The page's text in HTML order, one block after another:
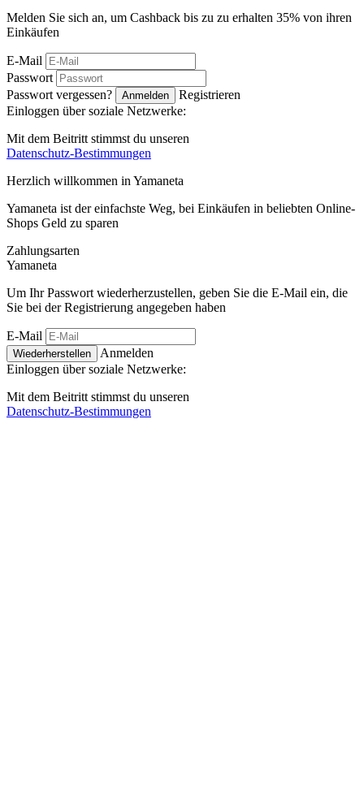
Melden Sie sich an, um Cashback bis zu zu erhalten 35% von ihren
Einkäufen
E-Mail
Passwort
Passwort vergessen?
Anmelden
Registrieren
Einloggen über soziale Netzwerke:
Mit dem Beitritt stimmst du unseren
Datenschutz-Bestimmungen
Herzlich willkommen in Yamaneta
Yamaneta ist der einfachste Weg, bei Einkäufen in beliebten Online-
Shops Geld zu sparen
Zahlungsarten
Yamaneta
Um Ihr Passwort wiederherzustellen, geben Sie die E-Mail ein, die
Sie bei der Registrierung angegeben haben
E-Mail
Wiederherstellen
Anmelden
Einloggen über soziale Netzwerke:
Mit dem Beitritt stimmst du unseren
Datenschutz-Bestimmungen